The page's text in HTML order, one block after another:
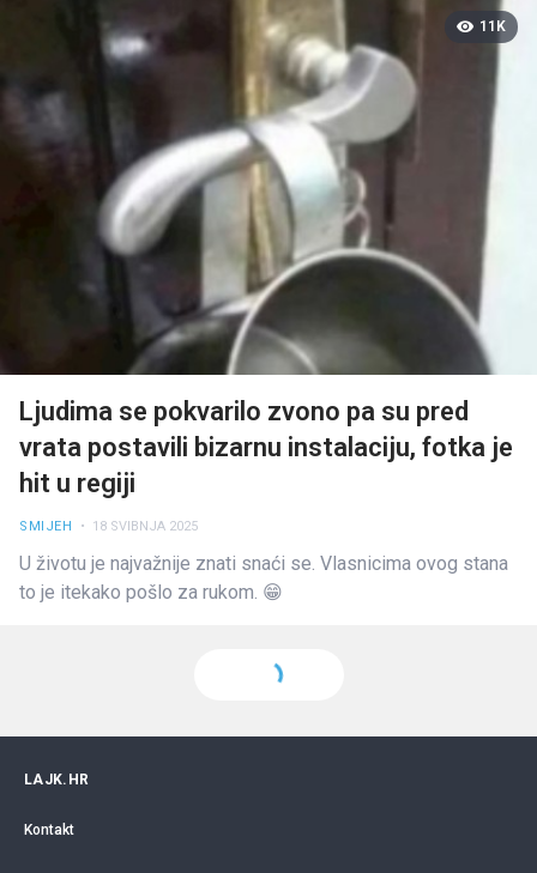
11K
Ljudima se pokvarilo zvono pa su pred
vrata postavili bizarnu instalaciju, fotka je
hit u regiji
SMIJEH • 18 SVIBNJA 2025
U životu je najvažnije znati snaći se. Vlasnicima ovog stana
to je itekako pošlo za rukom. 😁
LAJK.HR
Kontakt